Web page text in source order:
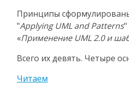
Принципы
"Applying UML and Patterns"
«Применение UML 2.0 и
Всего их девять. Четыре
Читаем